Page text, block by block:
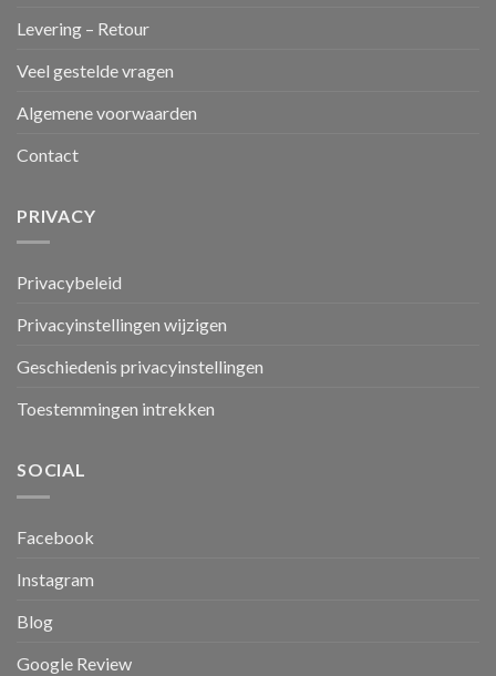
Levering – Retour
Veel gestelde vragen
Algemene voorwaarden
Contact
PRIVACY
Privacybeleid
Privacyinstellingen wijzigen
Geschiedenis privacyinstellingen
Toestemmingen intrekken
SOCIAL
Facebook
Instagram
Blog
Google Review